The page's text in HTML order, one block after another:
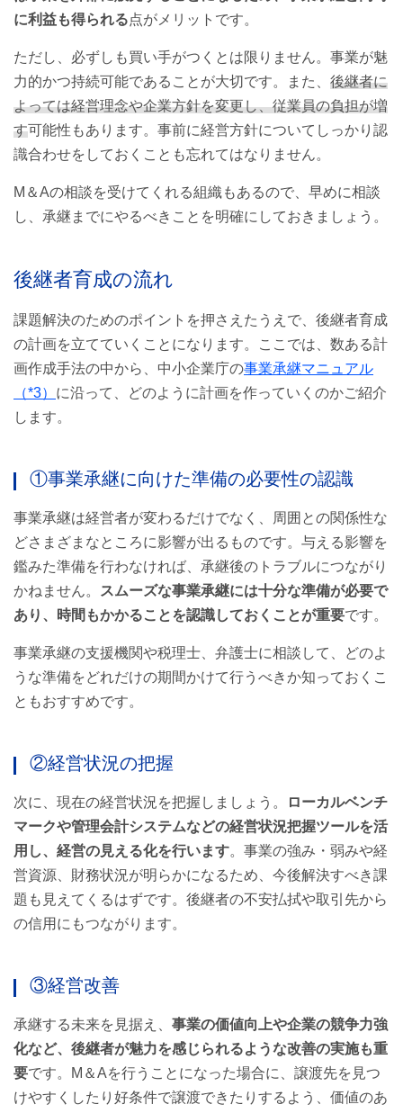
に利益も得られる点がメリットです。
ただし、必ずしも買い手がつくとは限りません。事業が魅
力的かつ持続可能であることが大切です。また、 後継者に
よっては経営理念や企業方針を変更し、従業員の負担が増
す可能性もあります。事前に経営方針についてしっかり認
識合わせをしておくことも忘れてはなりません。
M＆Aの相談を受けてくれる組織もあるので、早めに相談
し、承継までにやるべきことを明確にしておきましょう。
後継者育成の流れ
課題解決のためのポイントを押さえたうえで、後継者育成
の計画を立てていくことになります。ここでは、数ある計
画作成手法の中から、中小企業庁の事業承継マニュアル
（*3） に沿って、どのように計画を作っていくのかご紹介
します。
①事業承継に向けた準備の必要性の認識
事業承継は経営者が変わるだけでなく、周囲との関係性な
どさまざまなところに影響が出るものです。与える影響を
鑑みた準備を行わなければ、承継後のトラブルにつながり
かねません。
スムーズな事業承継には十分な準備が必要で
あり、時間もかかることを認識しておくことが重要です。
事業承継の支援機関や税理士、弁護士に相談して、どのよ
うな準備をどれだけの期間かけて行うべきか知っておくこ
ともおすすめです。
②経営状況の把握
次に、現在の経営状況を把握しましょう。
ローカルベンチ
マークや管理会計システムなどの経営状況把握ツールを活
用し、経営の見える化を行います。事業の強み・弱みや経
営資源、財務状況が明らかになるため、今後解決すべき課
題も見えてくるはずです。後継者の不安払拭や取引先から
の信用にもつながります。
③経営改善
承継する未来を見据え、 事業の価値向上や企業の競争力強
化など、後継者が魅力を感じられるような改善の実施も重
要です。M＆Aを行うことになった場合に、譲渡先を見つ
けやすくしたり好条件で譲渡できたりするよう、価値のあ